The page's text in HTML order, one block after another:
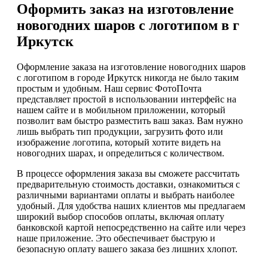
Оформить заказ на изготовление
новогодних шаров с логотипом в г
Иркутск
Оформление заказа на изготовление новогодних шаров
с логотипом в городе Иркутск никогда не было таким
простым и удобным. Наш сервис ФотоПочта
представляет простой в использовании интерфейс на
нашем сайте и в мобильном приложении, который
позволит вам быстро разместить ваш заказ. Вам нужно
лишь выбрать тип продукции, загрузить фото или
изображение логотипа, который хотите видеть на
новогодних шарах, и определиться с количеством.
В процессе оформления заказа вы сможете рассчитать
предварительную стоимость доставки, ознакомиться с
различными вариантами оплаты и выбрать наиболее
удобный. Для удобства наших клиентов мы предлагаем
широкий выбор способов оплаты, включая оплату
банковской картой непосредственно на сайте или через
наше приложение. Это обеспечивает быструю и
безопасную оплату вашего заказа без лишних хлопот.